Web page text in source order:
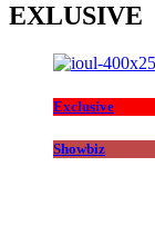
EXLUSIVE
Exclusive
Showbiz